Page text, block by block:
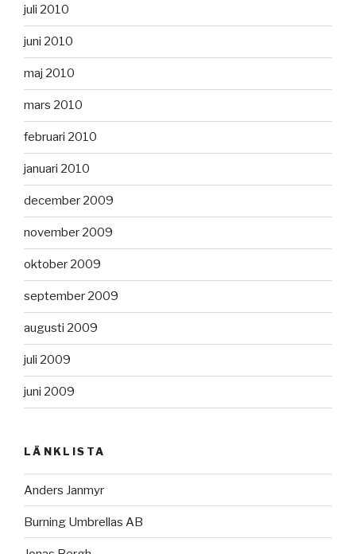
juli 2010
juni 2010
maj 2010
mars 2010
februari 2010
januari 2010
december 2009
november 2009
oktober 2009
september 2009
augusti 2009
juli 2009
juni 2009
LÄNKLISTA
Anders Janmyr
Burning Umbrellas AB